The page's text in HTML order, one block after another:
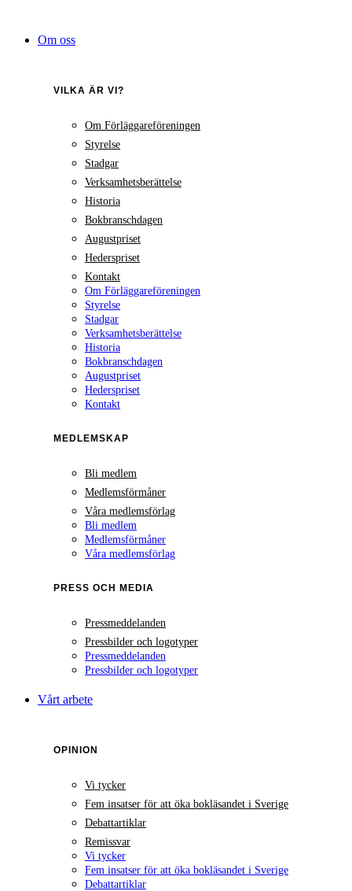
innehållOm oss
VILKA ÄR VI?
Om Förläggareföreningen
Styrelse
Stadgar
Verksamhetsberättelse
Historia
Bokbranschdagen
Augustpriset
Hederspriset
Kontakt
Om Förläggareföreningen
Styrelse
Stadgar
Verksamhetsberättelse
Historia
Bokbranschdagen
Augustpriset
Hederspriset
Kontakt
MEDLEMSKAP
Bli medlem
Medlemsförmåner
Våra medlemsförlag
Bli medlem
Medlemsförmåner
Våra medlemsförlag
PRESS OCH MEDIA
Pressmeddelanden
Pressbilder och logotyper
Pressmeddelanden
Pressbilder och logotyper
Vårt arbete
OPINION
Vi tycker
Fem insatser för att öka bokläsandet i Sverige
Debattartiklar
Remissvar
Vi tycker
Fem insatser för att öka bokläsandet i Sverige
Debattartiklar